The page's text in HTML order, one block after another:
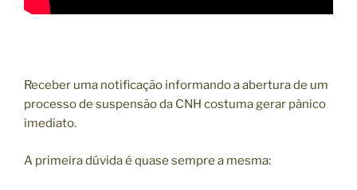
Receber uma notificação informando a abertura de um
processo de suspensão da CNH costuma gerar pânico
imediato.
A primeira dúvida é quase sempre a mesma: